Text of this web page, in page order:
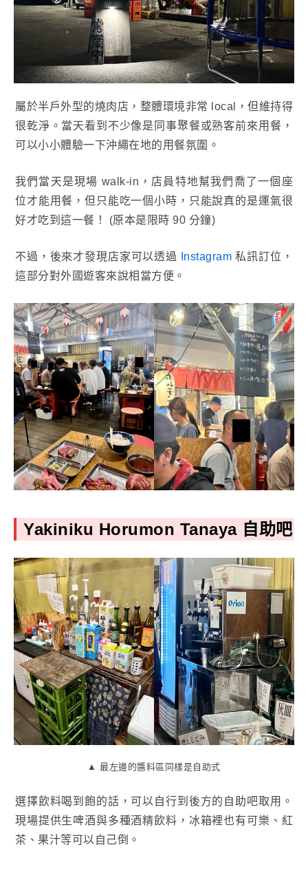
屬於半戶外型的燒肉店，整體環境非常 local，但維持得
很乾淨。當天看到不少像是同事聚餐或熟客前來用餐，
可以小小體驗一下沖繩在地的用餐氛圍。
我們當天是現場 walk-in，店員特地幫我們喬了一個座
位才能用餐，但只能吃一個小時，只能說真的是運氣很
好才吃到這一餐！ (原本是限時 90 分鐘)
不過，後來才發現店家可以透過 Instagram 私訊訂位，
這部分對外國遊客來說相當方便。
Yakiniku Horumon Tanaya自助吧
▲ 最左邊的醬料區同樣是自助式
選擇飲料喝到飽的話，可以自行到後方的自助吧取用。
現場提供生啤酒與多種酒精飲料，冰箱裡也有可樂、紅
茶、果汁等可以自己倒。